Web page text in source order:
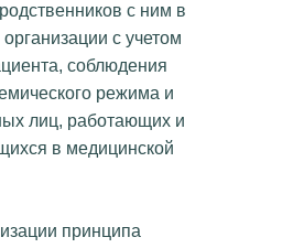
с ним в
с учетом
соблюдения
режима и
лиц, работающих и
в медицинской
принципа